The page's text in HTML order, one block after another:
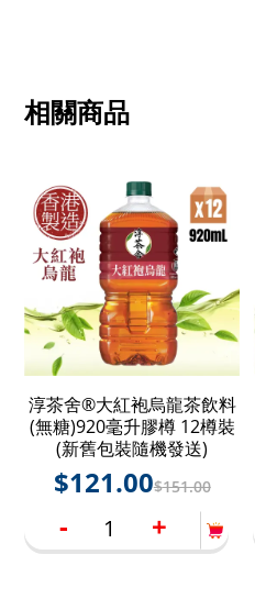
相關商品
淳茶舍®大紅袍烏龍茶飲料
(無糖)920毫升膠樽 12樽裝
(新舊包裝隨機發送)
$151.00
$121.00
-
+